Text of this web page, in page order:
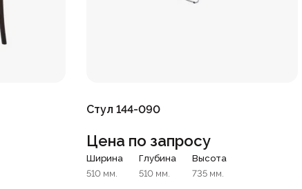
Стул 144-090
Цена по запросу
Ширина
510 мм.
Глубина
510 мм.
Высота
735 мм.